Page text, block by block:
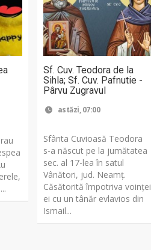
Sf. Cuv. Teodora de la
Sihla; Sf. Cuv. Pafnutie -
Pârvu Zugravul
astăzi, 07:00
Sfânta Cuvioasă Teodora
s-a născut pe la jumătatea
sec. al 17-lea în satul
Vânători, jud. Neamţ.
Căsătorită împotriva voinţei
ei cu un tânăr evlavios din
Ismail...